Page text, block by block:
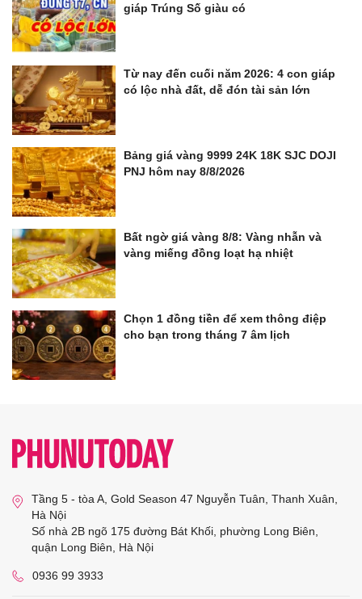
giáp Trúng Số giàu có
Từ nay đến cuối năm 2026: 4 con giáp
có lộc nhà đất, dễ đón tài sản lớn
Bảng giá vàng 9999 24K 18K SJC DOJI
PNJ hôm nay 8/8/2026
Bất ngờ giá vàng 8/8: Vàng nhẫn và
vàng miếng đồng loạt hạ nhiệt
Chọn 1 đồng tiền để xem thông điệp
cho bạn trong tháng 7 âm lịch
Tầng 5 - tòa A, Gold Season 47 Nguyễn Tuân, Thanh Xuân,
Hà Nội
Số nhà 2B ngõ 175 đường Bát Khối, phường Long Biên,
quận Long Biên, Hà Nội
0936 99 3933